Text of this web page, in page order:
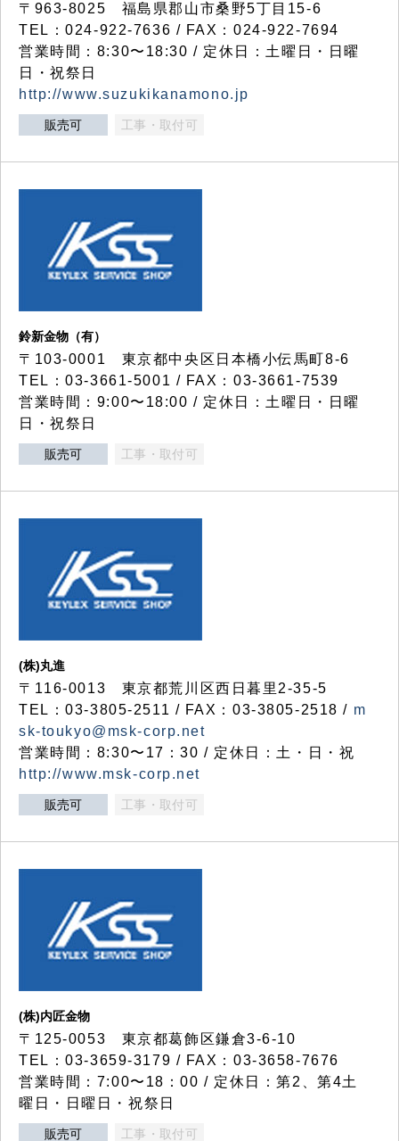
〒963-8025 福島県郡山市桑野5丁目15-6
TEL：024-922-7636 / FAX：024-922-7694
営業時間：8:30〜18:30 / 定休日：土曜日・日曜
日・祝祭日
http://www.suzukikanamono.jp
販売可 工事・取付可
鈴新金物（有）
〒103-0001 東京都中央区日本橋小伝馬町8-6
TEL：03-3661-5001 / FAX：03-3661-7539
営業時間：9:00〜18:00 / 定休日：土曜日・日曜
日・祝祭日
販売可 工事・取付可
(株)丸進
〒116-0013 東京都荒川区西日暮里2-35-5
TEL：03-3805-2511 / FAX：03-3805-2518 / m
sk-toukyo@msk-corp.net
営業時間：8:30〜17：30 / 定休日：土・日・祝
http://www.msk-corp.net
販売可 工事・取付可
(株)内匠金物
〒125-0053 東京都葛飾区鎌倉3-6-10
TEL：03-3659-3179 / FAX：03-3658-7676
営業時間：7:00〜18：00 / 定休日：第2、第4土
曜日・日曜日・祝祭日
販売可 工事・取付可